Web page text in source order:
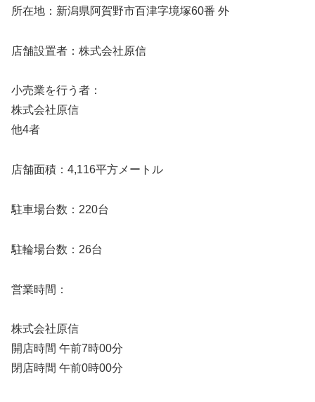
所在地：新潟県阿賀野市百津字境塚60番 外
店舗設置者：株式会社原信
小売業を行う者：
株式会社原信
他4者
店舗面積：4,116平方メートル
駐車場台数：220台
駐輪場台数：26台
営業時間：
株式会社原信
開店時間 午前7時00分
閉店時間 午前0時00分